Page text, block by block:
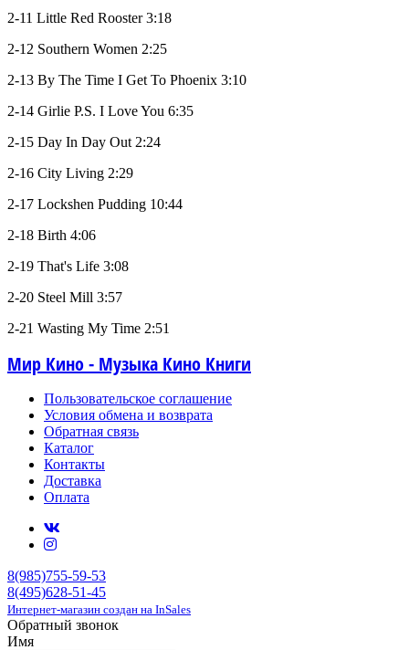
2-11 Little Red Rooster 3:18
2-12 Southern Women 2:25
2-13 By The Time I Get To Phoenix 3:10
2-14 Girlie P.S. I Love You 6:35
2-15 Day In Day Out 2:24
2-16 City Living 2:29
2-17 Lockshen Pudding 10:44
2-18 Birth 4:06
2-19 That's Life 3:08
2-20 Steel Mill 3:57
2-21 Wasting My Time 2:51
Мир Кино - Музыка Кино Книги
Пользовательское соглашение
Условия обмена и возврата
Обратная связь
Каталог
Контакты
Доставка
Оплата
8(985)755-59-53
8(495)628-51-45
Интернет-магазин создан на InSales
Обратный звонок
Имя